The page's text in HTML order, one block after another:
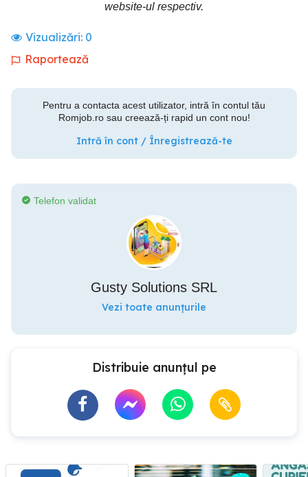
website-ul respectiv.
Vizualizări: 0
Raportează
Pentru a contacta acest utilizator, intră în contul tău
Romjob.ro sau creează-ți rapid un cont nou!
Intră în cont / Înregistrează-te
Telefon validat
Gusty Solutions SRL
Vezi toate anunțurile
Distribuie anunțul pe